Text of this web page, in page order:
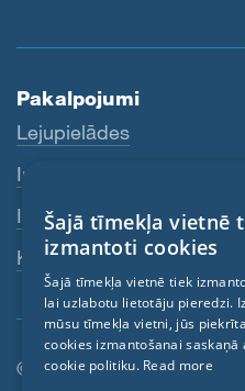
Pakalpojumi
Lejupielādes
Internetveikals
Izplatītāji
Kontaktpersona
© SIGA 2026
Šajā tīmekļa vietnē
izmantoti cookies
Šajā tīmekļa vietnē tiek
lai uzlabotu lietotāju pieredzi.
mūsu tīmekļa vietni, jūs
cookies izmantošanai saskaņā
cookie politiku. Read more